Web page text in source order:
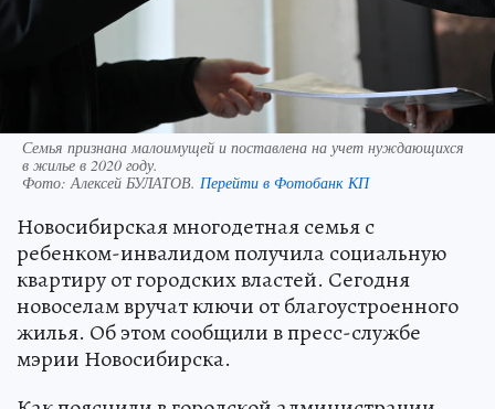
Семья признана малоимущей и поставлена на учет нуждающихся
в жилье в 2020 году.
Фото:Алексей БУЛАТОВ. Перейти в Фотобанк КП
Новосибирская многодетная семья с
ребенком-инвалидом получила социальную
квартиру от городских властей. Сегодня
новоселам вручат ключи от благоустроенного
жилья. Об этом сообщили в пресс-службе
мэрии Новосибирска.